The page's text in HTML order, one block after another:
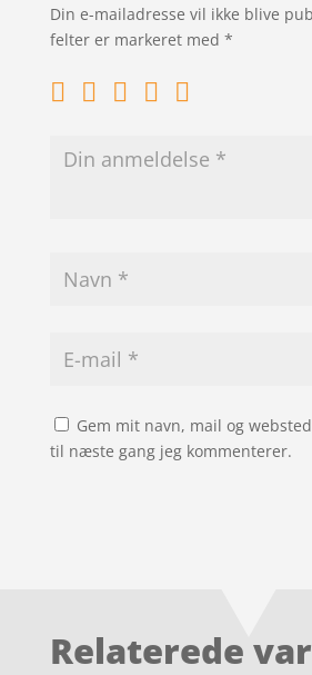
Din e-mailadresse vil ikke blive
felter er markeret med *
Gem mit navn, mail og
til næste gang jeg kommenterer.
Relaterede